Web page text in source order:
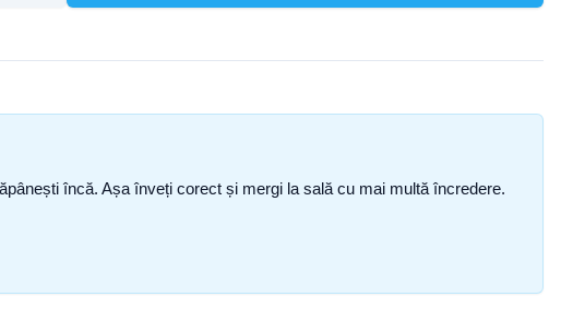
încă. Așa înveți corect și mergi la sală cu mai multă încredere.